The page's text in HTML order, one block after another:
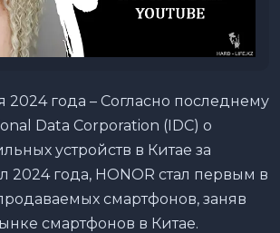
2024 года – Согласно последнему
Data Corporation (IDC) о
устройств в Китае за
2024 года, HONOR стал первым в
смартфонов, заняв
смартфонов в Китае.